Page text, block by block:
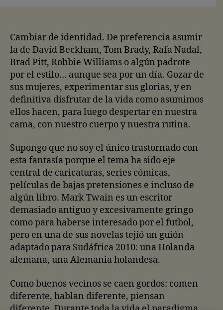
Cambiar de identidad. De preferencia asumir
la de David Beckham, Tom Brady, Rafa Nadal,
Brad Pitt, Robbie Williams o algún padrote
por el estilo… aunque sea por un día. Gozar de
sus mujeres, experimentar sus glorias, y en
definitiva disfrutar de la vida como asumimos
ellos hacen, para luego despertar en nuestra
cama, con nuestro cuerpo y nuestra rutina.
Supongo que no soy el único trastornado con
esta fantasía porque el tema ha sido eje
central de caricaturas, series cómicas,
películas de bajas pretensiones e incluso de
algún libro. Mark Twain es un escritor
demasiado antiguo y excesivamente gringo
como para haberse interesado por el futbol,
pero en una de sus novelas tejió un guión
adaptado para Sudáfrica 2010: una Holanda
alemana, una Alemania holandesa.
Como buenos vecinos se caen gordos: comen
diferente, hablan diferente, piensan